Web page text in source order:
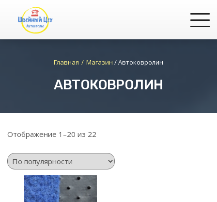
Главная Магазин /Автоковролин
АВТОКОВРОЛИН
Отображение 1–20 из 22